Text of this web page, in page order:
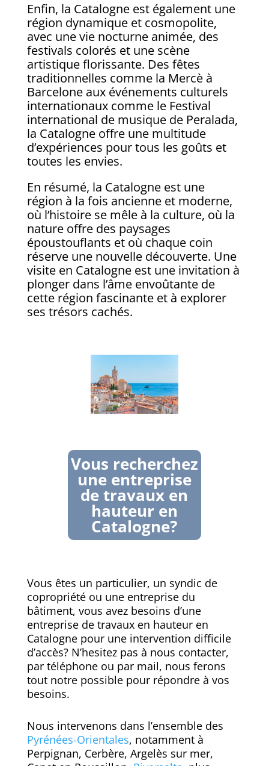
Enfin, la Catalogne est également une
région dynamique et cosmopolite,
avec une vie nocturne animée, des
festivals colorés et une scène
artistique florissante. Des fêtes
traditionnelles comme la Mercè à
Barcelone aux événements culturels
internationaux comme le Festival
international de musique de Peralada,
la Catalogne offre une multitude
d’expériences pour tous les goûts et
toutes les envies.
En résumé, la Catalogne est une
région à la fois ancienne et moderne,
où l’histoire se mêle à la culture, où la
nature offre des paysages
époustouflants et où chaque coin
réserve une nouvelle découverte. Une
visite en Catalogne est une invitation à
plonger dans l’âme envoûtante de
cette région fascinante et à explorer
ses trésors cachés.
Vous recherchez
une entreprise
de travaux en
hauteur en
Catalogne?
Vous êtes un particulier, un syndic de
copropriété ou une entreprise du
bâtiment, vous avez besoins d’une
entreprise de travaux en hauteur en
Catalogne pour une intervention difficile
d’accès? N’hesitez pas à nous contacter,
par téléphone ou par mail, nous ferons
tout notre possible pour répondre à vos
besoins.
Nous intervenons dans l’ensemble des
Pyrénées-Orientales, notamment à
Perpignan, Cerbère, Argelès sur mer,